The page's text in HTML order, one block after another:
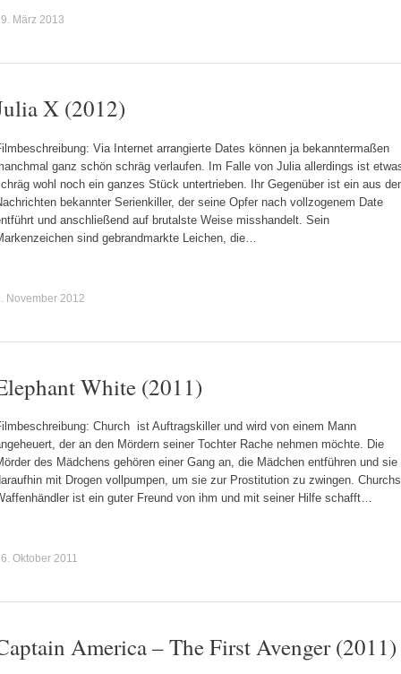
März 2013
X (2012)
Via Internet arrangierte Dates können ja bekanntermaßen
ganz schön schräg verlaufen. Im Falle von Julia allerdings ist
wohl noch ein ganzes Stück untertrieben. Ihr Gegenüber ist ein aus
bekannter Serienkiller, der seine Opfer nach vollzogenem Date
und anschließend auf brutalste Weise misshandelt. Sein
sind gebrandmarkte Leichen, die…
November 2012
White (2011)
Church ist Auftragskiller und wird von einem Mann
der an den Mördern seiner Tochter Rache nehmen möchte. Die
des Mädchens gehören einer Gang an, die Mädchen entführen und sie
mit Drogen vollpumpen, um sie zur Prostitution zu zwingen. Churchs
ist ein guter Freund von ihm und mit seiner Hilfe schafft…
Oktober 2011
America – The First Avenger (2011)